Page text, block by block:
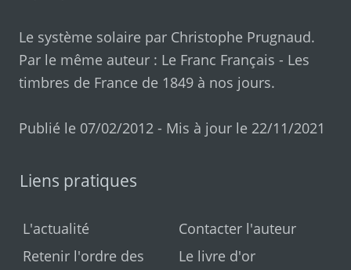
Le système solaire par Christophe Prugnaud.
Par le même auteur : Le Franc Français - Les
timbres de France de 1849 à nos jours.
Publié le 07/02/2012 - Mis à jour le 22/11/2021
Liens pratiques
L'actualité
Retenir l'ordre des
Contacter l'auteur
Le livre d'or